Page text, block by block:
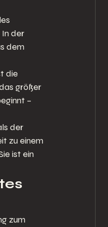
In der
dem
die
größer
–
der
zu einem
ist ein
zum